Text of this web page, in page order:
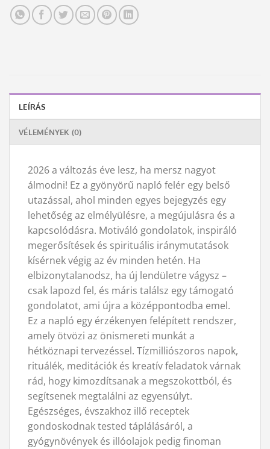
LEÍRÁS
VÉLEMÉNYEK (0)
2026 a változás éve lesz, ha mersz nagyot
álmodni! Ez a gyönyörű napló felér egy belső
utazással, ahol minden egyes bejegyzés egy
lehetőség az elmélyülésre, a megújulásra és a
kapcsolódásra. Motiváló gondolatok, inspiráló
megerősítések és spirituális iránymutatások
kísérnek végig az év minden hetén. Ha
elbizonytalanodsz, ha új lendületre vágysz –
csak lapozd fel, és máris találsz egy támogató
gondolatot, ami újra a középpontodba emel.
Ez a napló egy érzékenyen felépített rendszer,
amely ötvözi az önismereti munkát a
hétköznapi tervezéssel. Tízmilliószoros napok,
rituálék, meditációk és kreatív feladatok várnak
rád, hogy kimozdítsanak a megszokottból, és
segítsenek megtalálni az egyensúlyt.
Egészséges, évszakhoz illő receptek
gondoskodnak tested táplálásáról, a
gyógynövények és illóolajok pedig finoman